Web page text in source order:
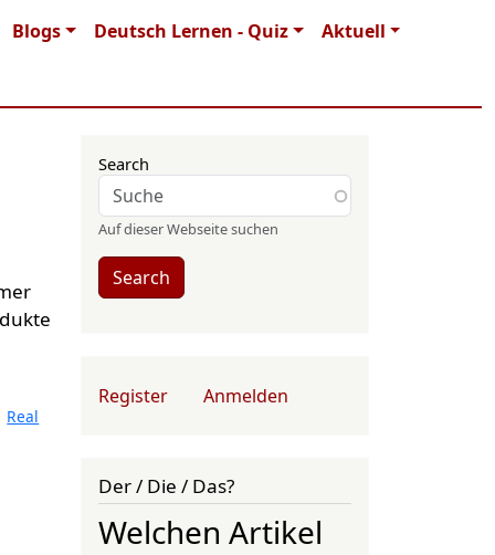
Blogs Deutsch Lernen - Quiz Aktuell
Real
Search
Auf dieser Webseite suchen
Search
User account menu
Register Anmelden
Der / Die / Das?
Welchen Artikel